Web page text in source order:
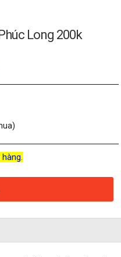
Long 200k